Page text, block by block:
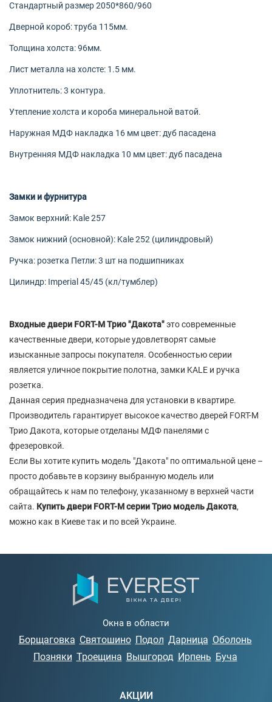
Стандартный размер 2050*860/960
Дверной короб: труба 115мм.
Толщина холста: 96мм.
Лист металла на холсте: 1.5 мм.
Уплотнитель: 3 контура.
Утепление холста и короба минеральной ватой.
Наружная МДФ накладка 16 мм цвет: дуб пасадена
Внутренняя МДФ накладка 10 мм цвет: дуб пасадена
Замки и фурнитура
Замок верхний: Kale 257
Замок нижний (основной): Kale 252 (цилиндровый)
Ручка: розетка Петли: 3 шт на подшипниках
Цилиндр: Imperial 45/45 (кл/тумблер)
Входные двери FORT-M Трио "Дакота"это современные
качественные двери, которые удовлетворят самые
изысканные запросы покупателя. Особенностью серии
является уличное покрытие полотна, замки KALE и ручка
розетка.
Данная серия предназначена для установки в квартире.
Производитель гарантирует высокое качество дверей FORT-M
Трио Дакота, которые отделаны МДФ панелями с
фрезеровкой.
Если Вы хотите купить модель "Дакота" по оптимальной цене –
просто добавьте в корзину выбранную модель или
обращайтесь к нам по телефону, указанному в верхней части
сайта. Купить двери FORT-Mсерии Трио модельДакота,
можно как в Киеве так и по всей Украине.
Окна в области
Борщаговка Святошино Подол Дарница Оболонь
Позняки Троещина Вышгород Ирпень Буча
АКЦИИ